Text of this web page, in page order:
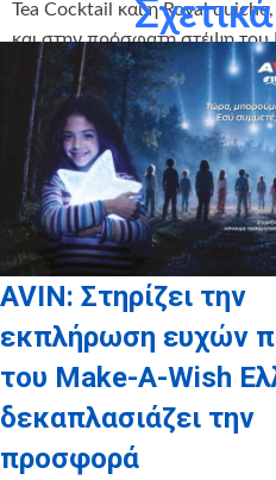
Tea Cocktail και η Royal
και στην πρόσφατη στέψη
μεγάλου ενδιαφέροντος του
παραμένουν διαθέσιμοι στο
Belgravia Galleryενώ αγορές
Τετάρτη 12 Ιουλίου
AVIN: Στηρίζει την
εκπλήρωση ευχών
του Make-A-Wish
δεκαπλασιάζει την
προσφορά